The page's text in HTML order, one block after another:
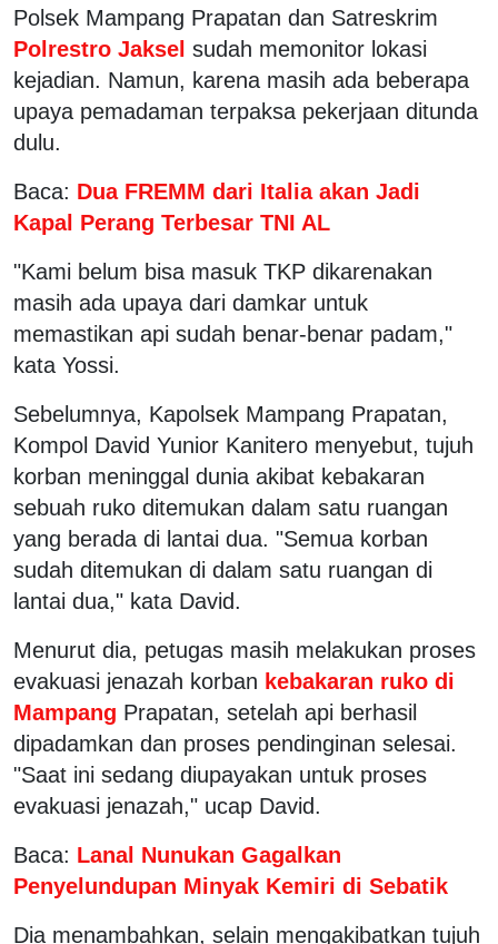
Polsek Mampang Prapatan dan Satreskrim
Polrestro Jaksel sudah memonitor lokasi
kejadian. Namun, karena masih ada beberapa
upaya pemadaman terpaksa pekerjaan ditunda
dulu.
Baca: Dua FREMM dari Italia akan Jadi
Kapal Perang Terbesar TNI AL
"Kami belum bisa masuk TKP dikarenakan
masih ada upaya dari damkar untuk
memastikan api sudah benar-benar padam,"
kata Yossi.
Sebelumnya, Kapolsek Mampang Prapatan,
Kompol David Yunior Kanitero menyebut, tujuh
korban meninggal dunia akibat kebakaran
sebuah ruko ditemukan dalam satu ruangan
yang berada di lantai dua. "Semua korban
sudah ditemukan di dalam satu ruangan di
lantai dua," kata David.
Menurut dia, petugas masih melakukan proses
evakuasi jenazah korban kebakaran ruko di
Mampang Prapatan, setelah api berhasil
dipadamkan dan proses pendinginan selesai.
"Saat ini sedang diupayakan untuk proses
evakuasi jenazah," ucap David.
Baca: Lanal Nunukan Gagalkan
Penyelundupan Minyak Kemiri di Sebatik
Dia menambahkan, selain mengakibatkan tujuh